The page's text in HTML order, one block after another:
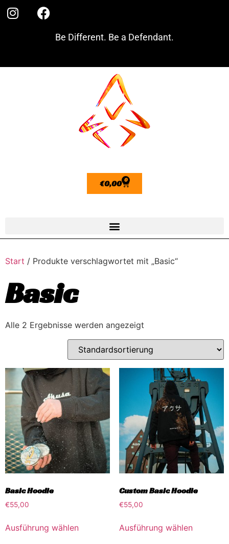
Be Different. Be a Defendant.
€0,00 0
Start / Produkte verschlagwortet mit „Basic“
Basic
Alle 2 Ergebnisse werden angezeigt
Basic Hoodie
€55,00
Ausführung wählen
Custom Basic Hoodie
€55,00
Ausführung wählen